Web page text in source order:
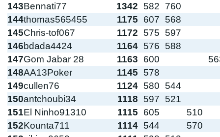
143Bennati77 1342 582
760
144thomas565455 1175 607
568
145Chris-tof067 1172 575
597
146bdada4424 1164 576
588
147Gom Jabar 28 1163 600
148AA13Poker 1145
578
149cullen76 1124 580
544
150antchoubi34 1118 597
521
151El Ninho91310 1115 605
510
152Kounta711 1114 544
570